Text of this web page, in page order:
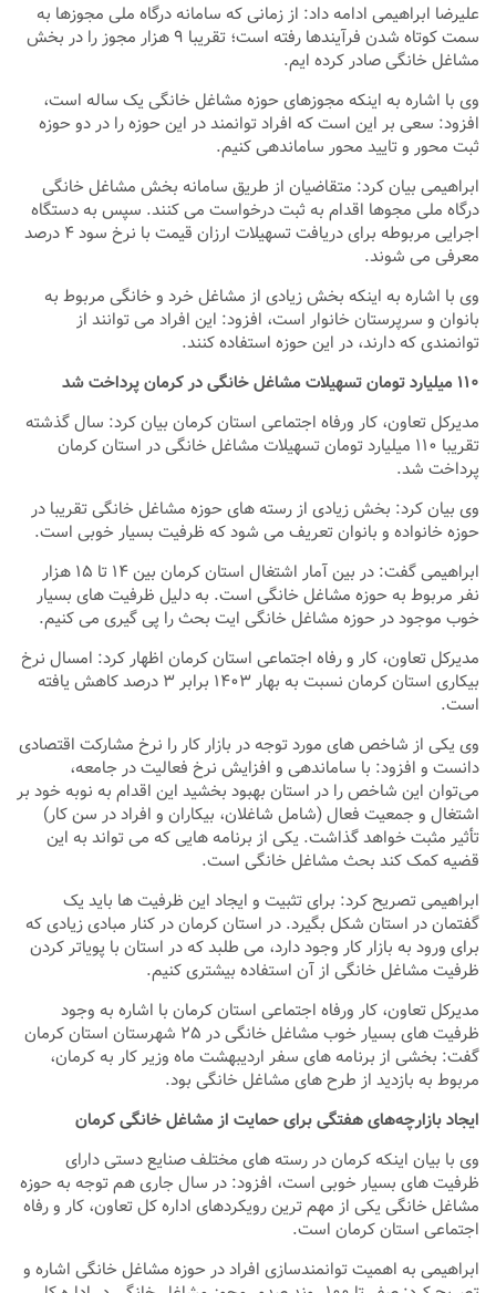
علیرضا ابراهیمی ادامه داد: از زمانی که سامانه درگاه ملی مجوزها به
سمت کوتاه شدن فرآیندها رفته است؛ تقریبا ۹ هزار مجوز را در بخش
مشاغل خانگی صادر کرده ایم.
وی با اشاره به اینکه مجوزهای حوزه مشاغل خانگی یک ساله است،
افزود: سعی بر این است که افراد توانمند در این حوزه را در دو حوزه
ثبت محور و تایید محور ساماندهی کنیم.
ابراهیمی بیان کرد: متقاضیان از طریق سامانه بخش مشاغل خانگی
درگاه ملی مجوها اقدام به ثبت درخواست می کنند. سپس به دستگاه
اجرایی مربوطه برای دریافت تسهیلات ارزان قیمت با نرخ سود ۴ درصد
معرفی می شوند.
وی با اشاره به اینکه بخش زیادی از مشاغل خرد و خانگی مربوط به
بانوان و سرپرستان خانوار است، افزود: این افراد می توانند از
توانمندی که دارند، در این حوزه استفاده کنند.
۱۱۰ میلیارد تومان تسهیلات مشاغل خانگی در کرمان پرداخت شد
مدیرکل تعاون، کار ورفاه اجتماعی استان کرمان بیان کرد: سال گذشته
تقریبا ۱۱۰ میلیارد تومان تسهیلات مشاغل خانگی در استان کرمان
پرداخت شد.
وی بیان کرد: بخش زیادی از رسته های حوزه مشاغل خانگی تقریبا در
حوزه خانواده و بانوان تعریف می شود که ظرفیت بسیار خوبی است.
ابراهیمی گفت: در بین آمار اشتغال استان کرمان بین ۱۴ تا ۱۵ هزار
نفر مربوط به حوزه مشاغل خانگی است. به دلیل ظرفیت های بسیار
خوب موجود در حوزه مشاغل خانگی ایت بحث را پی گیری می کنیم.
مدیرکل تعاون، کار و رفاه اجتماعی استان کرمان اظهار کرد: امسال نرخ
بیکاری استان کرمان نسبت به بهار ۱۴۰۳ برابر ۳ درصد کاهش یافته
است.
وی یکی از شاخص های مورد توجه در بازار کار را نرخ مشارکت اقتصادی
دانست و افزود: با ساماندهی و افزایش نرخ فعالیت در جامعه،
می‌توان این شاخص را در استان بهبود بخشید این اقدام به نوبه خود بر
اشتغال و جمعیت فعال (شامل شاغلان، بیکاران و افراد در سن کار)
تأثیر مثبت خواهد گذاشت. یکی از برنامه هایی که می تواند به این
قضیه کمک کند بحث مشاغل خانگی است.
ابراهیمی تصریح کرد: برای تثبیت و ایجاد این ظرفیت ها باید یک
گفتمان در استان شکل بگیرد. در استان کرمان در کنار مبادی زیادی که
برای ورود به بازار کار وجود دارد، می طلبد که در استان با پویاتر کردن
ظرفیت مشاغل خانگی از آن استفاده بیشتری کنیم.
مدیرکل تعاون، کار ورفاه اجتماعی استان کرمان با اشاره به وجود
ظرفیت های بسیار خوب مشاغل خانگی در ۲۵ شهرستان استان کرمان
گفت: بخشی از برنامه های سفر اردیبهشت ماه وزیر کار به کرمان،
مربوط به بازدید از طرح های مشاغل خانگی بود.
ایجاد بازارچه‌های هفتگی برای حمایت از مشاغل خانگی کرمان
وی با بیان اینکه کرمان در رسته های مختلف صنایع دستی دارای
ظرفیت های بسیار خوبی است، افزود: در سال جاری هم توجه به حوزه
مشاغل خانگی یکی از مهم ترین رویکردهای اداره کل تعاون، کار و رفاه
اجتماعی استان کرمان است.
ابراهیمی به اهمیت توانمندسازی افراد در حوزه مشاغل خانگی اشاره و